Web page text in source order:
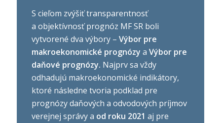
S cieľom zvýšiť transparentnosť
a objektívnosť prognóz MF SR boli
vytvorené dva výbory – Výbor pre
makroekonomické prognózy a Výbor pre
daňové prognózy. Najprv sa vždy
odhadujú makroekonomické indikátory,
ktoré následne tvoria podklad pre
prognózy daňových a odvodových príjmov
verejnej správy a od roku 2021 aj pre